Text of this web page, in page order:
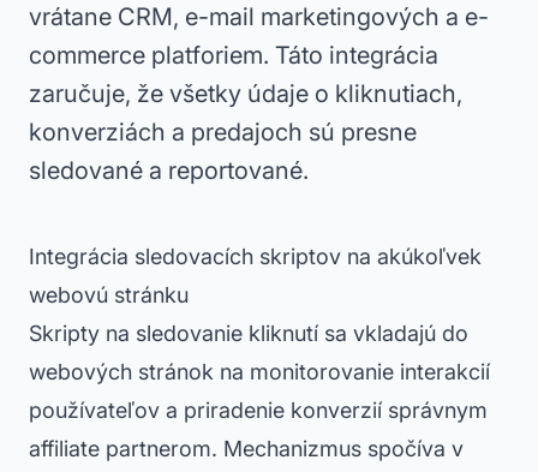
vrátane CRM, e-mail marketingových a e-
commerce platforiem. Táto integrácia
zaručuje, že všetky údaje o kliknutiach,
konverziách a predajoch sú presne
sledované a reportované.
Integrácia sledovacích skriptov na akúkoľvek
webovú stránku
Skripty na sledovanie kliknutí sa vkladajú do
webových stránok na monitorovanie interakcií
používateľov a priradenie konverzií správnym
affiliate partnerom. Mechanizmus spočíva v